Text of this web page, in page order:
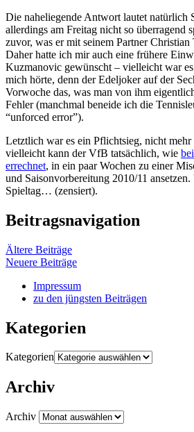
Die naheliegende Antwort lautet natürlich
allerdings am Freitag nicht so überragend
zuvor, was er mit seinem Partner Christian
Daher hatte ich mir auch eine frühere
Kuzmanovic gewünscht – vielleicht war
mich hörte, denn der Edeljoker auf der
Vorwoche das, was man von ihm
Fehler (manchmal beneide ich die
“unforced error”).
Letztlich war es ein Pflichtsieg, nicht
vielleicht kann der VfB tatsächlich, wie
errechnet, in ein paar Wochen zu einer
und Saisonvorbereitung 2010/11
Spieltag… (zensiert).
Beitragsnavigation
Ältere Beiträge
Neuere Beiträge
Impressum
zu den jüngsten Beiträgen
Kategorien
Kategorien
Archiv
Archiv